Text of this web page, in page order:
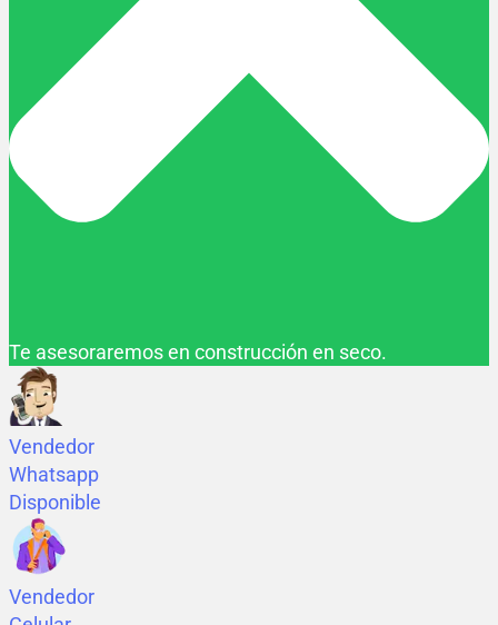
Te asesoraremos en construcción en seco.
Vendedor
Whatsapp
Disponible
Vendedor